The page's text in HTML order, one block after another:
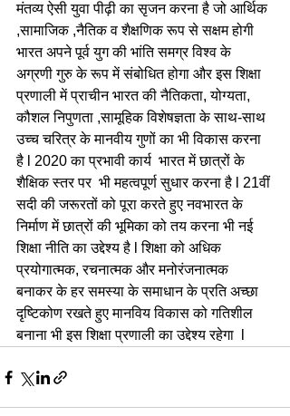
मंतव्य ऐसी युवा पीढ़ी का सृजन करना है जो आर्थिक
,सामाजिक ,नैतिक व शैक्षणिक रूप से सक्षम होगी
भारत अपने पूर्व युग की भांति समग्र विश्व के
अग्रणी गुरु के रूप में संबोधित होगा और इस शिक्षा
प्रणाली में प्राचीन भारत की नैतिकता, योग्यता,
कौशल निपुणता ,सामूहिक विशेषज्ञता के साथ-साथ
उच्च चरित्र के मानवीय गुणों का भी विकास करना
है l 2020 का प्रभावी कार्य  भारत में छात्रों के
शैक्षिक स्तर पर  भी महत्वपूर्ण सुधार करना है l 21वीं
सदी की जरूरतों को पूरा करते हुए नवभारत के
निर्माण में छात्रों की भूमिका को तय करना भी नई
शिक्षा नीति का उद्देश्य है l शिक्षा को अधिक
प्रयोगात्मक, रचनात्मक और मनोरंजनात्मक
बनाकर के हर समस्या के समाधान के प्रति अच्छा
दृष्टिकोण रखते हुए मानविय विकास को गतिशील
बनाना भी इस शिक्षा प्रणाली का उद्देश्य रहेगा  l